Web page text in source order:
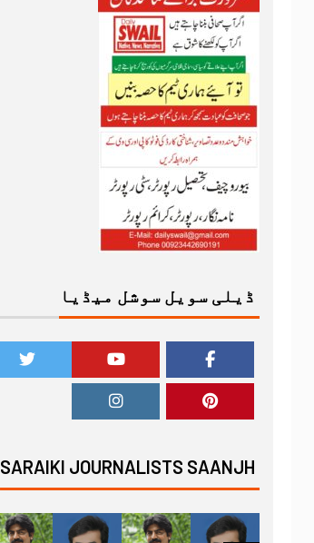
ڈیلی سویل سوشل میڈیا
SARAIKI JOURNALISTS SAANJH